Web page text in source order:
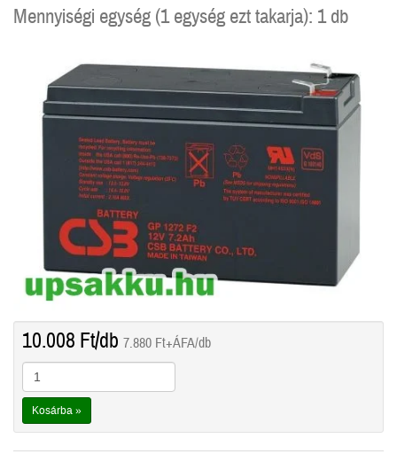
Mennyiségi egység (1 egység ezt takarja): 1 db
10.008 Ft/db 7.880 Ft+ÁFA/db
Kosárba »